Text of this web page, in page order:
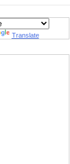
Translate